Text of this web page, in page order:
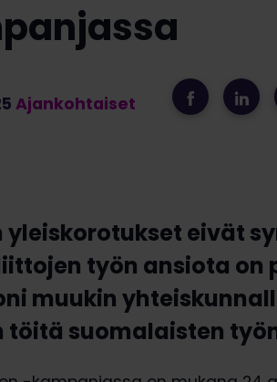
Ajankohtaiset
yleiskorotukset eivät
työn ansiota on
muukin
suomalaisten